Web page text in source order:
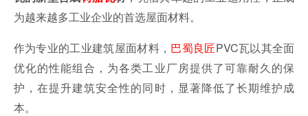
为越来越多工业企业的首选屋面材料。
作为专业的工业建筑屋面材料， 巴蜀良匠PVC瓦以其全面
优化的性能组合，为各类工业厂房提供了可靠耐久的保
护，在提升建筑安全性的同时，显著降低了长期维护成
本。